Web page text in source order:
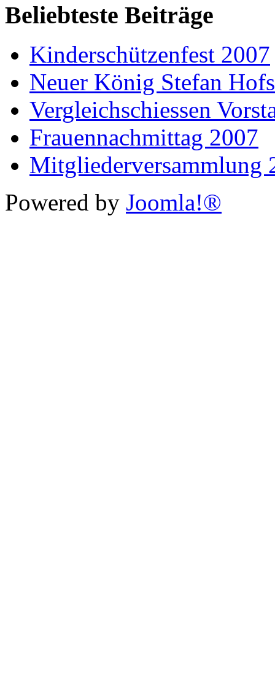
Beliebteste Beiträge
Kinderschützenfest 2007
Neuer König Stefan
Vergleichschiessen
Frauennachmittag 2007
Mitgliederversammlung
Powered by Joomla!®